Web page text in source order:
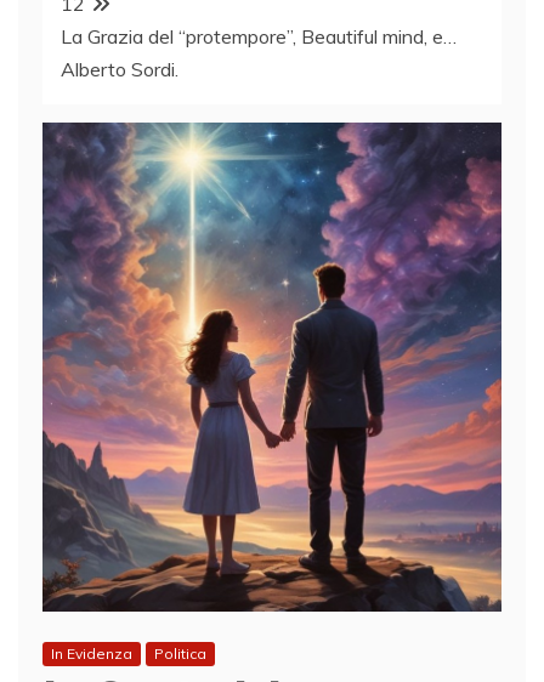
La Grazia del “protempore”, Beautiful mind, e…
Alberto Sordi.
In Evidenza Politica